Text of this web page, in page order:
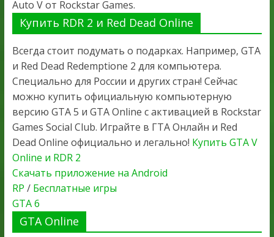
Auto V от Rockstar Games.
Купить RDR 2 и Red Dead Online
Всегда стоит подумать о подарках. Например, GTA
и Red Dead Redemptione 2 для компьютера.
Специально для России и других стран! Сейчас
можно купить официальную компьютерную
версию GTA 5 и GTA Online с активацией в Rockstar
Games Social Club. Играйте в ГТА Онлайн и Red
Dead Online официально и легально! Купить GTA V
Online и RDR 2
Скачать приложение на Android
RP / Бесплатные игры
GTA 6
GTA Online